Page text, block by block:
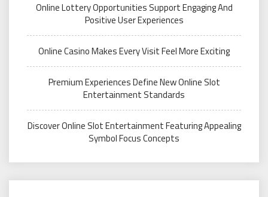
Online Lottery Opportunities Support Engaging And
Positive User Experiences
Online Casino Makes Every Visit Feel More Exciting
Premium Experiences Define New Online Slot
Entertainment Standards
Discover Online Slot Entertainment Featuring Appealing
Symbol Focus Concepts